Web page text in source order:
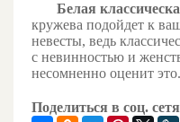
Белая
кружева подойдет к
невесты, ведь
с невинностью и
несомненно оценит это.
Поделиться в соц.